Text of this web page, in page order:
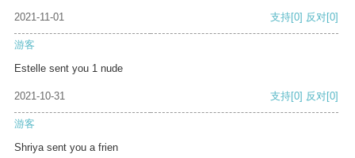
2021-11-01 支持[0] 反对[0]
游客
Estelle sent you 1 nude
2021-10-31 支持[0] 反对[0]
游客
Shriya sent you a frien